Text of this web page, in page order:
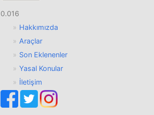
0.016
Hakkımızda
Araçlar
Son Eklenenler
Yasal Konular
İletişim